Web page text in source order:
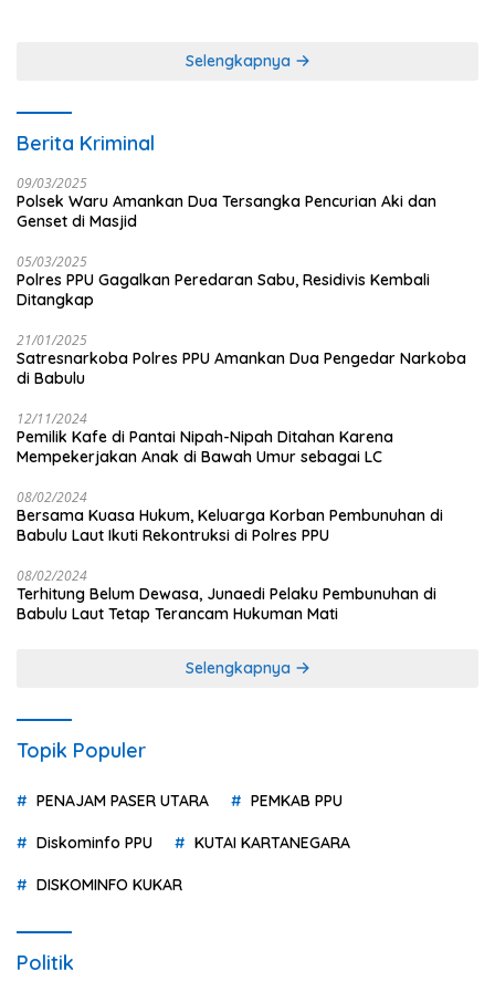
Selengkapnya
Berita Kriminal
09/03/2025
Polsek Waru Amankan Dua Tersangka Pencurian Aki dan
Genset di Masjid
05/03/2025
Polres PPU Gagalkan Peredaran Sabu, Residivis Kembali
Ditangkap
21/01/2025
Satresnarkoba Polres PPU Amankan Dua Pengedar Narkoba
di Babulu
12/11/2024
Pemilik Kafe di Pantai Nipah-Nipah Ditahan Karena
Mempekerjakan Anak di Bawah Umur sebagai LC
08/02/2024
Bersama Kuasa Hukum, Keluarga Korban Pembunuhan di
Babulu Laut Ikuti Rekontruksi di Polres PPU
08/02/2024
Terhitung Belum Dewasa, Junaedi Pelaku Pembunuhan di
Babulu Laut Tetap Terancam Hukuman Mati
Selengkapnya
Topik Populer
PENAJAM PASER UTARA PEMKAB PPU
Diskominfo PPU KUTAI KARTANEGARA
DISKOMINFO KUKAR
Politik